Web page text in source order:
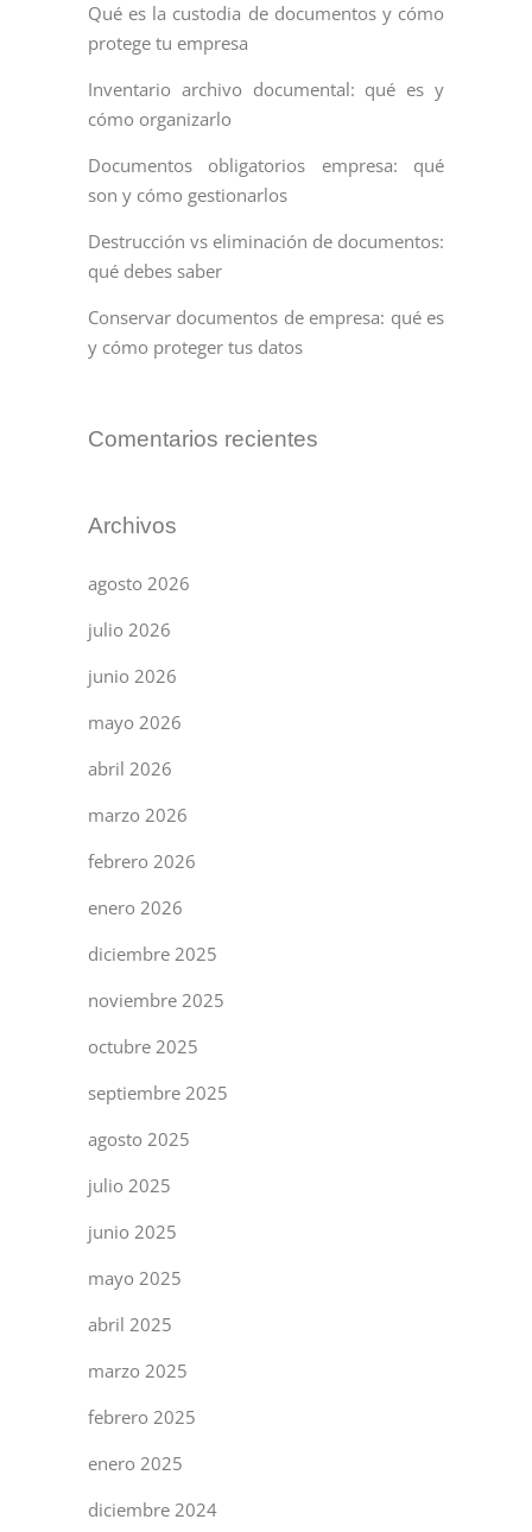
Qué es la custodia de documentos y cómo
protege tu empresa
Inventario archivo documental: qué es y
cómo organizarlo
Documentos obligatorios empresa: qué
son y cómo gestionarlos
Destrucción vs eliminación de documentos:
qué debes saber
Conservar documentos de empresa: qué es
y cómo proteger tus datos
Comentarios recientes
Archivos
agosto 2026
julio 2026
junio 2026
mayo 2026
abril 2026
marzo 2026
febrero 2026
enero 2026
diciembre 2025
noviembre 2025
octubre 2025
septiembre 2025
agosto 2025
julio 2025
junio 2025
mayo 2025
abril 2025
marzo 2025
febrero 2025
enero 2025
diciembre 2024